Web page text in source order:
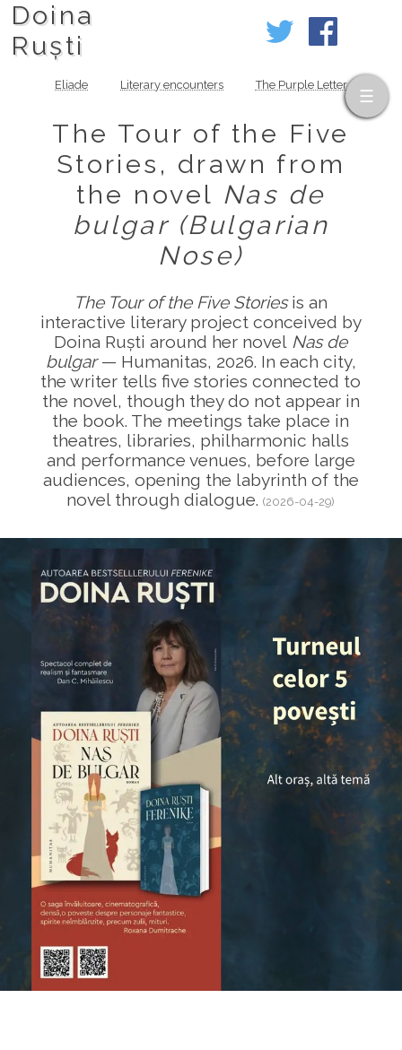
Doina
Ruști
Eliade Literary encounters The Purple Letter
The Tour of the Five
Stories, drawn from
the novel Nas de
bulgar (Bulgarian
Nose)
The Tour of the Five Storiesis an
interactive literary project conceived by
Doina Ruști around her novel Nas de
bulgar— Humanitas, 2026. In each city,
the writer tells five stories connected to
the novel, though they do not appear in
the book. The meetings take place in
theatres, libraries, philharmonic halls
and performance venues, before large
audiences, opening the labyrinth of the
novel through dialogue.(2026-04-29)